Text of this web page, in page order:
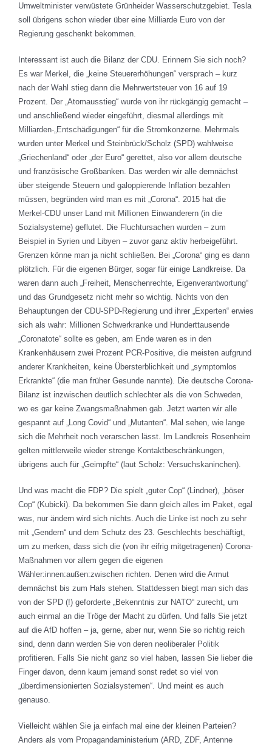
Umweltminister verwüstete Grünheider Wasserschutzgebiet. Tesla
soll übrigens schon wieder über eine Milliarde Euro von der
Regierung geschenkt bekommen.
Interessant ist auch die Bilanz der CDU. Erinnern Sie sich noch?
Es war Merkel, die „keine Steuererhöhungen“ versprach – kurz
nach der Wahl stieg dann die Mehrwertsteuer von 16 auf 19
Prozent. Der „Atomausstieg“ wurde von ihr rückgängig gemacht –
und anschließend wieder eingeführt, diesmal allerdings mit
Milliarden-„Entschädigungen“ für die Stromkonzerne. Mehrmals
wurden unter Merkel und Steinbrück/Scholz (SPD) wahlweise
„Griechenland“ oder „der Euro“ gerettet, also vor allem deutsche
und französische Großbanken. Das werden wir alle demnächst
über steigende Steuern und galoppierende Inflation bezahlen
müssen, begründen wird man es mit „Corona“. 2015 hat die
Merkel-CDU unser Land mit Millionen Einwanderern (in die
Sozialsysteme) geflutet. Die Fluchtursachen wurden – zum
Beispiel in Syrien und Libyen – zuvor ganz aktiv herbeigeführt.
Grenzen könne man ja nicht schließen. Bei „Corona“ ging es dann
plötzlich. Für die eigenen Bürger, sogar für einige Landkreise. Da
waren dann auch „Freiheit, Menschenrechte, Eigenverantwortung“
und das Grundgesetz nicht mehr so wichtig. Nichts von den
Behauptungen der CDU-SPD-Regierung und ihrer „Experten“ erwies
sich als wahr: Millionen Schwerkranke und Hunderttausende
„Coronatote“ sollte es geben, am Ende waren es in den
Krankenhäusern zwei Prozent PCR-Positive, die meisten aufgrund
anderer Krankheiten, keine Übersterblichkeit und „symptomlos
Erkrankte“ (die man früher Gesunde nannte). Die deutsche Corona-
Bilanz ist inzwischen deutlich schlechter als die von Schweden,
wo es gar keine Zwangsmaßnahmen gab. Jetzt warten wir alle
gespannt auf „Long Covid“ und „Mutanten“. Mal sehen, wie lange
sich die Mehrheit noch verarschen lässt. Im Landkreis Rosenheim
gelten mittlerweile wieder strenge Kontaktbeschränkungen,
übrigens auch für „Geimpfte“ (laut Scholz: Versuchskaninchen).
Und was macht die FDP? Die spielt „guter Cop“ (Lindner), „böser
Cop“ (Kubicki). Da bekommen Sie dann gleich alles im Paket, egal
was, nur ändern wird sich nichts. Auch die Linke ist noch zu sehr
mit „Gendern“ und dem Schutz des 23. Geschlechts beschäftigt,
um zu merken, dass sich die (von ihr eifrig mitgetragenen) Corona-
Maßnahmen vor allem gegen die eigenen
Wähler:innen:außen:zwischen richten. Denen wird die Armut
demnächst bis zum Hals stehen. Stattdessen biegt man sich das
von der SPD (!) geforderte „Bekenntnis zur NATO“ zurecht, um
auch einmal an die Tröge der Macht zu dürfen. Und falls Sie jetzt
auf die AfD hoffen – ja, gerne, aber nur, wenn Sie so richtig reich
sind, denn dann werden Sie von deren neoliberaler Politik
profitieren. Falls Sie nicht ganz so viel haben, lassen Sie lieber die
Finger davon, denn kaum jemand sonst redet so viel von
„überdimensionierten Sozialsystemen“. Und meint es auch
genauso.
Vielleicht wählen Sie ja einfach mal eine der kleinen Parteien?
Anders als vom Propagandaministerium (ARD, ZDF, Antenne